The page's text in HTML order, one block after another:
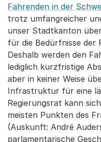
Fahrenden in der
trotz umfangreicher
unser Stadtkanton
für die Bedürfnisse der
Deshalb werden den
lediglich kurzfristige
aber in keiner Weise
Infrastruktur für eine
Regierungsrat kann
meisten Punkten des
(Auskunft: André
parlamentarische